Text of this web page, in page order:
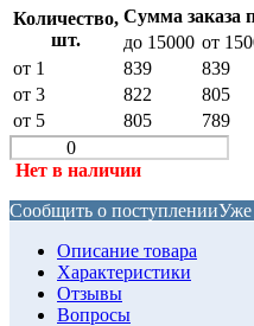
Количество,
шт.
Сумма заказа
до 15000 от
от 1
839 839
от 3
822 805
от 5
805 789
Нет в наличии
Сообщить о поступленииУже
Описание товара
Характеристики
Отзывы
Вопросы